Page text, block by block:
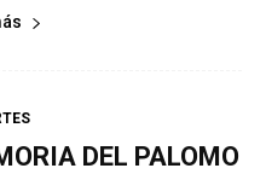
DEL PALOMO